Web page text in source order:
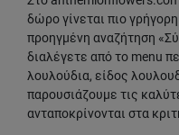
δώρο γίνεται πιο
προηγμένη αναζήτηση
διαλέγετε από το menu
λουλούδια, είδος
παρουσιάζουμε τις
ανταποκρίνονται στα